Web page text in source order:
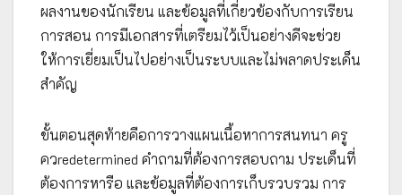
ผลงานของนักเรียน และข้อมูลที่เกี่ยวข้องกับการเรียน
การสอน การมีเอกสารที่เตรียมไว้เป็นอย่างดีจะช่วย
ให้การเยี่ยมเป็นไปอย่างเป็นระบบและไม่พลาดประเด็น
สำคัญ
ขั้นตอนสุดท้ายคือการวางแผนเนื้อหาการสนทนา ครู
ควredetermined คำถามที่ต้องการสอบถาม ประเด็นที่
ต้องการหารือ และข้อมูลที่ต้องการเก็บรวบรวม การ